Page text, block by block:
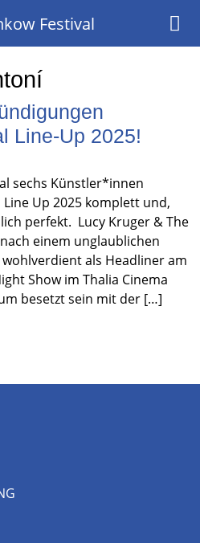
Line-Up 2025!
sechs Künstler*innen
Up 2025 komplett und,
perfekt. Lucy Kruger & The
einem unglaublichen
als Headliner am
Show im Thalia Cinema
besetzt sein mit der […]